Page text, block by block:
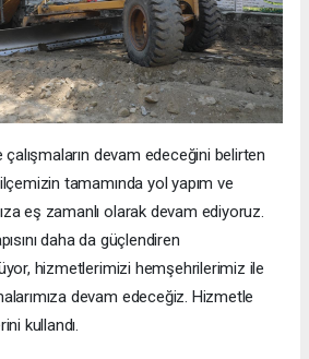
çalışmaların devam edeceğini belirten
tamamında yol yapım ve
eş zamanlı olarak devam ediyoruz.
daha da güçlendiren
hizmetlerimizi hemşehrilerimiz ile
devam edeceğiz. Hizmetle
kullandı.